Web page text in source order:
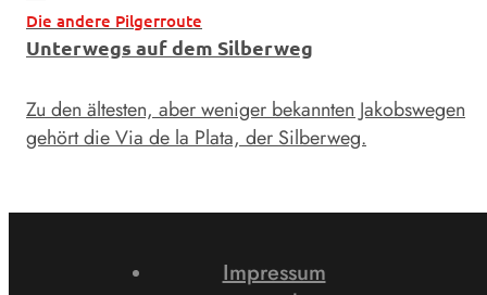
Die andere Pilgerroute
Unterwegs auf dem Silberweg
Zu den ältesten, aber weniger bekannten Jakobswegen
gehört die Via de la Plata, der Silberweg.
Impressum